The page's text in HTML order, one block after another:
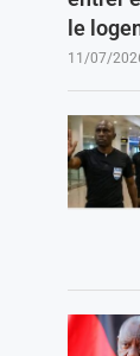
le
11/07/